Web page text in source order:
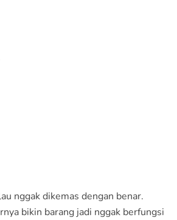
nggak dikemas dengan benar.
bikin barang jadi nggak berfungsi